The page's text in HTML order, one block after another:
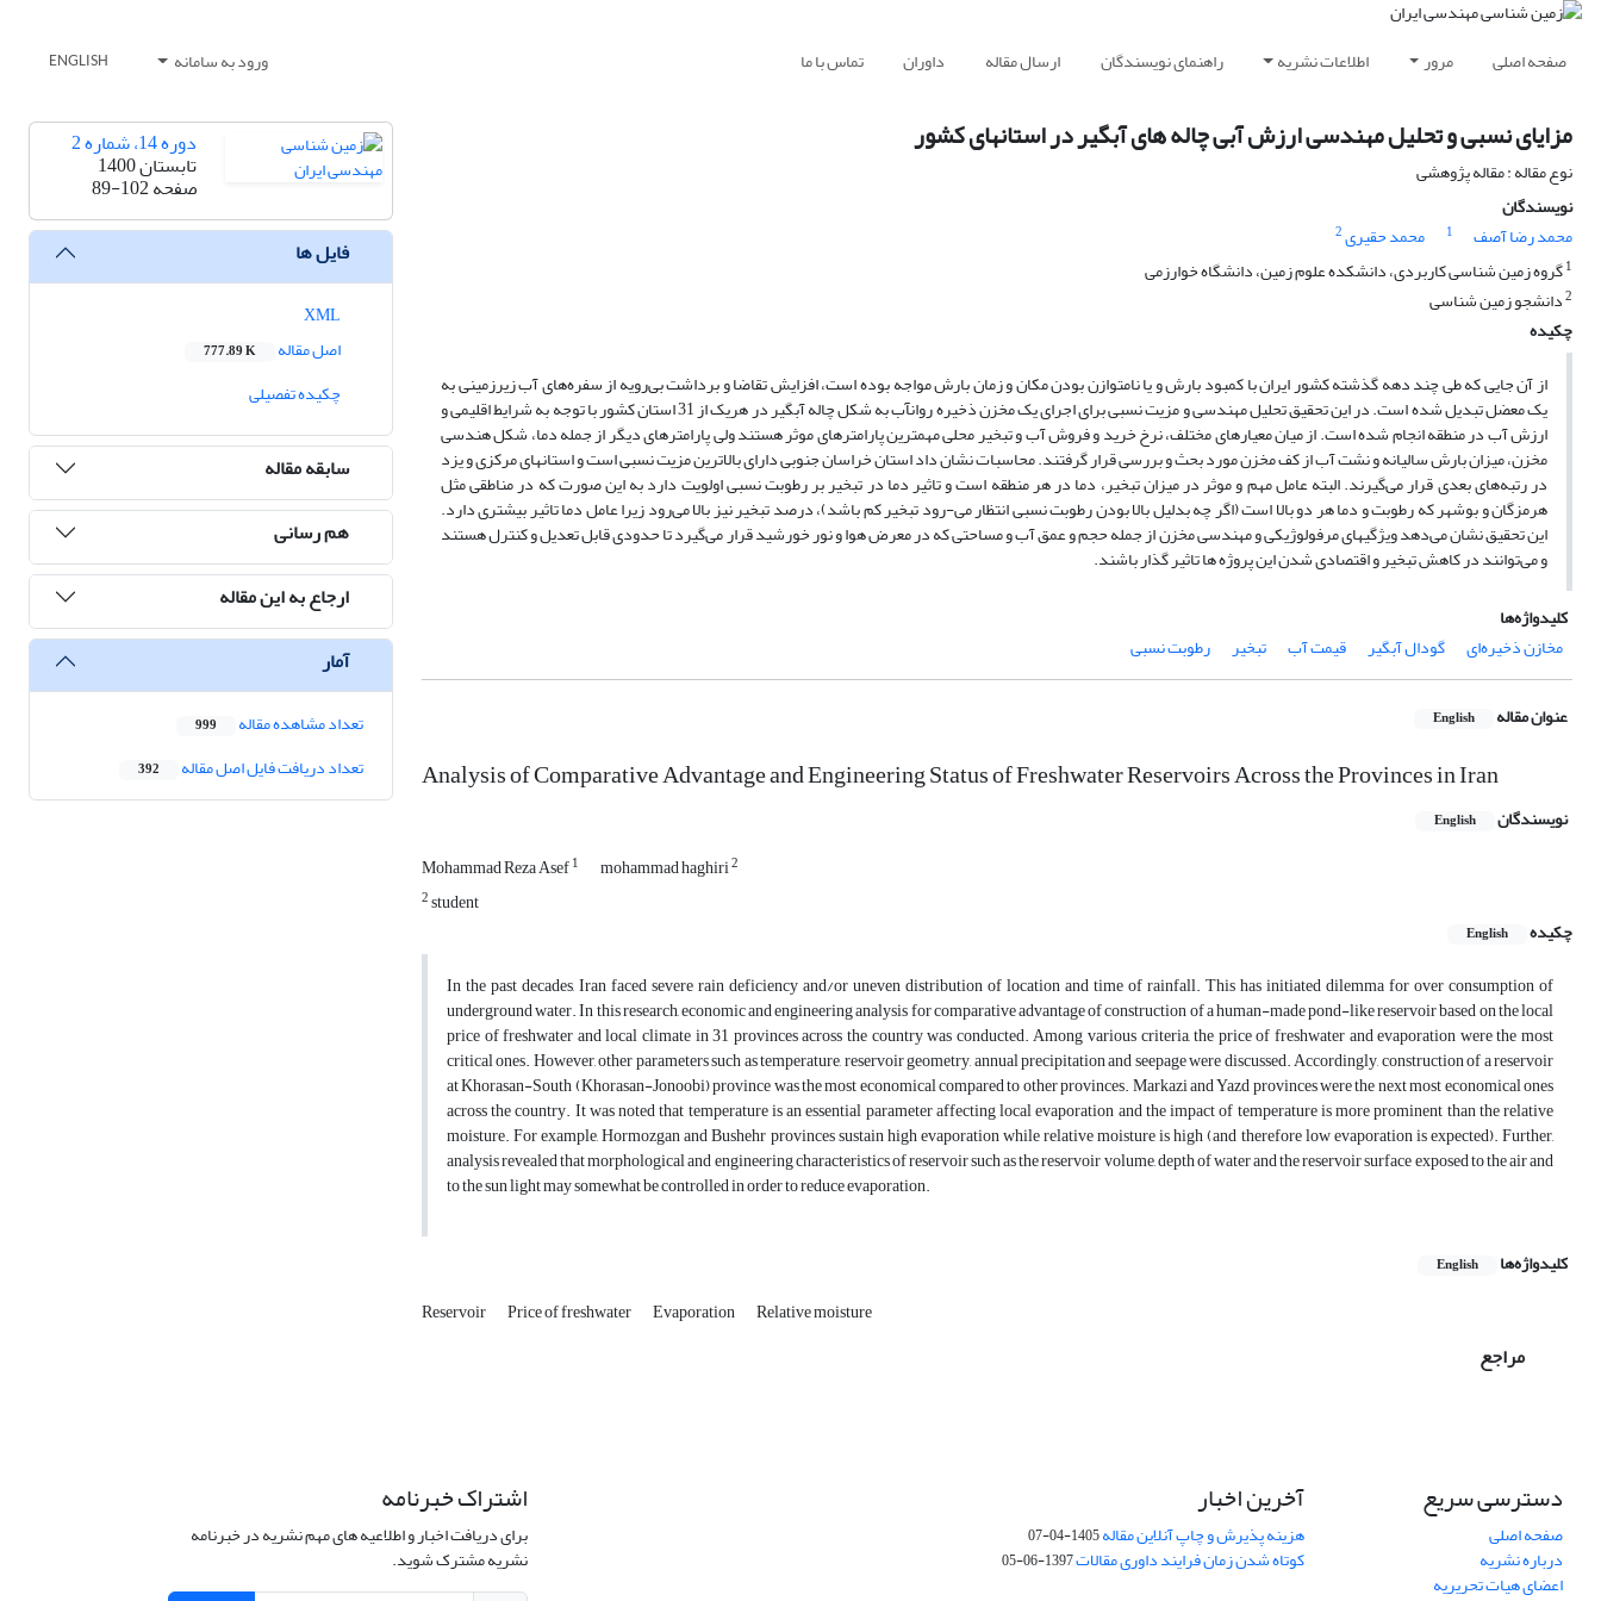
صفحه اصلی مرور اطلاعات نشریه راهنمای نویسندگان ارسال مقاله داوران تماس با ما ورود به سامانه ENGLISH
مزایای نسبی و تحلیل مهندسی ارزش آبی چاله های آبگیر در استانهای کشور
نوع مقاله : مقاله پژوهشی
نویسندگان
محمد رضا آصف
1 محمد حقیری2
1گروه زمین شناسی کاربردی، دانشکده علوم زمین، دانشگاه خوارزمی
2دانشجو زمین شناسی
چکیده
از آن جایی که طی چند دهه گذشته کشور ایران با کمبود بارش و یا نامتوازن بودن مکان و زمان بارش مواجه بوده است، افزایش تقاضا و برداشت بی‌رویه از سفره‌های آب زیرزمینی به
یک معضل تبدیل شده است. در این تحقیق تحلیل مهندسی و مزیت نسبی برای اجرای یک مخزن ذخیره روانآب به شکل چاله آبگیر در هریک از 31 استان کشور با توجه به شرایط اقلیمی و
ارزش آب در منطقه انجام شده است. از میان معیارهای مختلف، نرخ خرید و فروش آب و تبخیر محلی مهمترین پارامترهای موثر هستند ولی پارامترهای دیگر از جمله دما، شکل هندسی
مخزن، میزان بارش سالیانه و نشت آب از کف مخزن مورد بحث و بررسی قرار گرفتند. محاسبات نشان داد استان خراسان جنوبی دارای بالاترین مزیت نسبی است و استانهای مرکزی و یزد
در رتبه‌های بعدی قرار می‌گیرند. البته عامل مهم و موثر در میزان تبخیر، دما در هر منطقه است و تاثیر دما در تبخیر بر رطوبت نسبی اولویت دارد به این صورت که در مناطقی مثل
هرمزگان و بوشهر که رطوبت و دما هر دو بالا است (اگر چه بدلیل بالا بودن رطوبت نسبی انتظار می-رود تبخیر کم باشد)، درصد تبخیر نیز بالا می‌رود زیرا عامل دما تاثیر بیشتری دارد.
این تحقیق نشان می‌دهد ویژگیهای مرفولوژیکی و مهندسی مخزن از جمله حجم و عمق آب و مساحتی که در معرض هوا و نور خورشید قرار می‌گیرد تا حدودی قابل تعدیل و کنترل هستند
و می‌توانند در کاهش تبخیر و اقتصادی شدن این پروژه ها تاثیر گذار باشند.
کلیدواژه‌ها
مخازن ذخیره‌ای
گودال آبگیر قیمت آب تبخیر رطوبت نسبی
عنوان مقاله English
Analysis of Comparative Advantage and Engineering Status of Freshwater Reservoirs Across the Provinces in Iran
نویسندگان English
Mohammad Reza Asef1 mohammad haghiri2
2student
چکیده
English
In the past decades, Iran faced severe rain deficiency and/or uneven distribution of location and time of rainfall. This has initiated dilemma for over consumption of
underground water. In this research, economic and engineering analysis for comparative advantage of construction of a human-made pond-like reservoir based on the local
price of freshwater and local climate in 31 provinces across the country was conducted. Among various criteria, the price of freshwater and evaporation were the most
critical ones. However, other parameters such as temperature, reservoir geometry, annual precipitation and seepage were discussed. Accordingly, construction of a reservoir
at Khorasan-South (Khorasan-Jonoobi) province was the most economical compared to other provinces. Markazi and Yazd provinces were the next most economical ones
across the country. It was noted that temperature is an essential parameter affecting local evaporation and the impact of temperature is more prominent than the relative
moisture. For example, Hormozgan and Bushehr provinces sustain high evaporation while relative moisture is high (and therefore low evaporation is expected). Further,
analysis revealed that morphological and engineering characteristics of reservoir such as the reservoir volume, depth of water and the reservoir surface exposed to the air and
to the sun light may somewhat be controlled in order to reduce evaporation.
کلیدواژه‌ها English
Reservoir Price of freshwater Evaporation Relative moisture
مراجع
دوره 14، شماره 2
تابستان 1400
صفحه89-102
فایل ها
اصل مقاله
777.89 K
چکیده تفصیلی
سابقه مقاله
هم رسانی
ارجاع به این مقاله
آمار
تعداد مشاهده مقاله 999
تعداد دریافت فایل اصل مقاله 392
دسترسی سریع
صفحه اصلی
درباره نشریه
اعضای هیات تحریریه
آخرین اخبار
هزینه پذیرش و چاپ آنلاین مقاله1405-04-07
کوتاه شدن زمان فرایند داوری مقالات1397-06-05
اشتراک خبرنامه
برای دریافت اخبار و اطلاعیه های مهم نشریه در خبرنامه
نشریه مشترک شوید.